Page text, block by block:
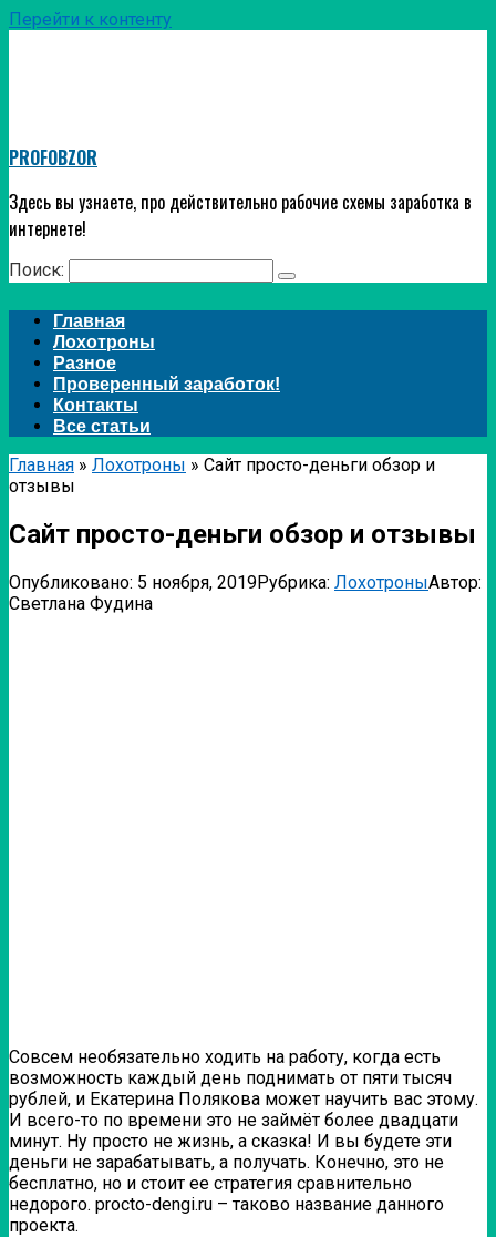
Перейти к контенту
PROFOBZOR
Здесь вы узнаете, про действительно рабочие схемы заработка в
интернете!
Поиск:
Главная
Лохотроны
Разное
Проверенный заработок!
Контакты
Все статьи
Главная » Лохотроны » Сайт просто-деньги обзор и
отзывы
Сайт просто-деньги обзор и отзывы
Опубликовано: 5 ноября, 2019Рубрика: ЛохотроныАвтор:
Светлана Фудина
Совсем необязательно ходить на работу, когда есть
возможность каждый день поднимать от пяти тысяч
рублей, и Екатерина Полякова может научить вас этому.
И всего-то по времени это не займёт более двадцати
минут. Ну просто не жизнь, а сказка! И вы будете эти
деньги не зарабатывать, а получать. Конечно, это не
бесплатно, но и стоит ее стратегия сравнительно
недорого. procto-dengi.ru – таково название данного
проекта.